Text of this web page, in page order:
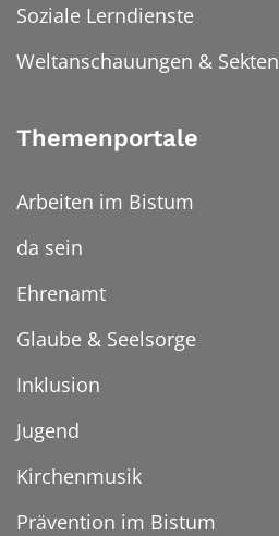
Soziale Lerndienste
Weltanschauungen & Sekten
Themenportale
Arbeiten im Bistum
da sein
Ehrenamt
Glaube & Seelsorge
Inklusion
Jugend
Kirchenmusik
Prävention im Bistum